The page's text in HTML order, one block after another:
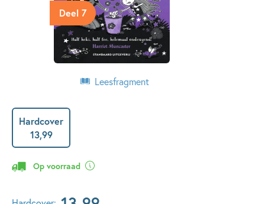
Deel 7
Leesfragment
Hardcover
13,99
Op voorraad